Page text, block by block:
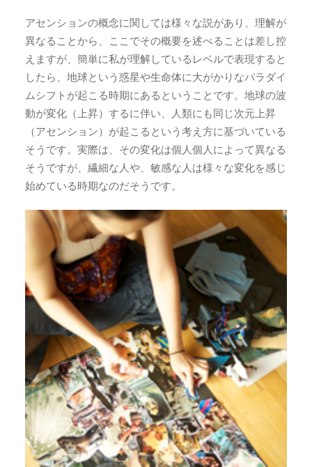
アセンションの概念に関しては様々な説があり、理解が
異なることから、ここでその概要を述べることは差し控
えますが、簡単に私が理解しているレベルで表現すると
したら、地球という惑星や生命体に大がかりなパラダイ
ムシフトが起こる時期にあるということです。地球の波
動が変化（上昇）するに伴い、人類にも同じ次元上昇
（アセンション）が起こるという考え方に基づいている
そうです。実際は、その変化は個人個人によって異なる
そうですが、繊細な人や、敏感な人は様々な変化を感じ
始めている時期なのだそうです。